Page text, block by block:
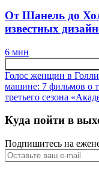
От Шанель до
известных
6 мин
Голос женщин в
машине: 7 фильмов о
третьего сезона
Куда пойти в
Подпишитесь на